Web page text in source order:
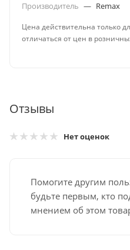
Производитель — Remax
Цена действительна только
отличаться от цен в
Отзывы
Нет оценок
Помогите другим
будьте первым, кто
мнением об этом